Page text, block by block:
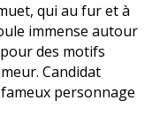
qui au fur et à
immense autour
des motifs
Candidat
personnage